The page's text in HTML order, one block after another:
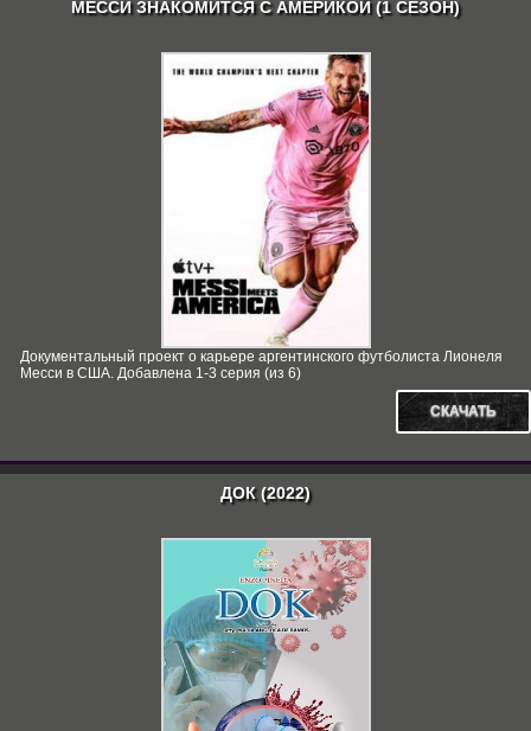
МЕССИ ЗНАКОМИТСЯ С АМЕРИКОЙ (1 СЕЗОН)
Документальный проект о карьере аргентинского футболиста Лионеля
Месси в США. Добавлена 1-3 серия (из 6)
СКАЧАТЬ
ДОК (2022)